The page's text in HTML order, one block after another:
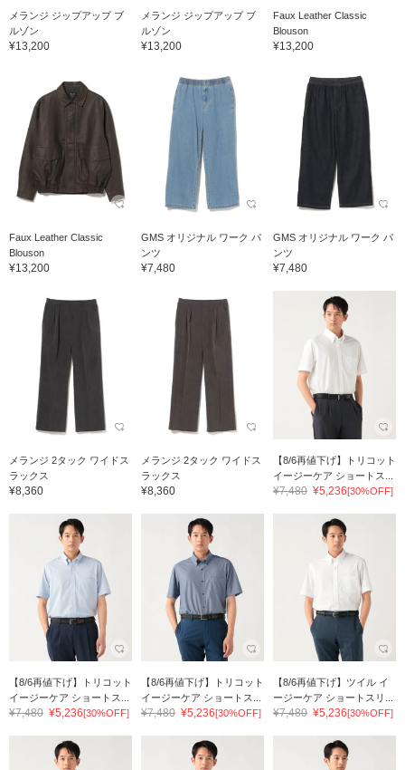
メランジ ジップアップ ブ
ルゾン
¥13,200
メランジ ジップアップ ブ
ルゾン
¥13,200
Faux Leather Classic
Blouson
¥13,200
Faux Leather Classic
Blouson
¥13,200
GMS オリジナル ワーク パ
ンツ
¥7,480
GMS オリジナル ワーク パ
ンツ
¥7,480
メランジ 2タック ワイドス
ラックス
¥8,360
メランジ 2タック ワイドス
ラックス
¥8,360
【8/6再値下げ】トリコット
イージーケア ショートス...
¥7,480 ¥5,236[30%OFF]
【8/6再値下げ】トリコット
イージーケア ショートス...
¥7,480 ¥5,236[30%OFF]
【8/6再値下げ】トリコット
イージーケア ショートス...
¥7,480 ¥5,236[30%OFF]
【8/6再値下げ】ツイル イ
ージーケア ショートスリ...
¥7,480 ¥5,236[30%OFF]